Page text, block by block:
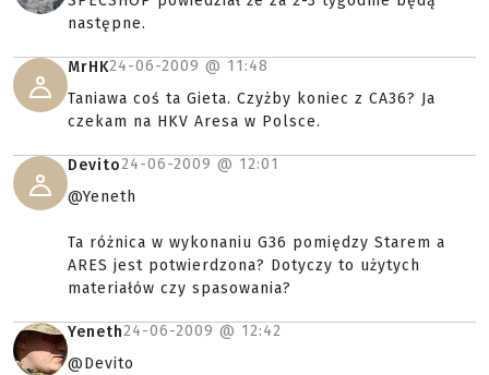
następne.
MrHK24-06-2009 @ 11:48
Taniawa coś ta Gieta. Czyżby koniec z CA36? Ja
czekam na HKV Aresa w Polsce.
Devito24-06-2009 @ 12:01
@Yeneth
Ta różnica w wykonaniu G36 pomiędzy Starem a
ARES jest potwierdzona? Dotyczy to użytych
materiałów czy spasowania?
Yeneth24-06-2009 @ 12:42
@Devito